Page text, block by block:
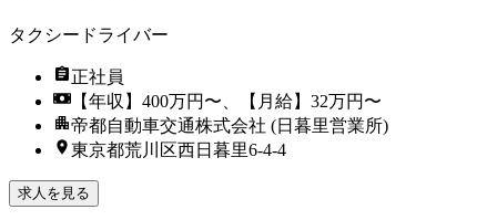
タクシードライバー
正社員
【年収】400万円〜、【月給】32万円〜
帝都自動車交通株式会社 (日暮里営業所)
東京都荒川区西日暮里6-4-4
求人を見る